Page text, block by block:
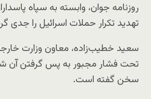
روزنامه جوان، وابسته به سپاه
تهدید تکرار حملات اسرائیل را جدی
سعید خطیب‌زاده، معاون وزارت
تحت فشار مجبور به پس گرفتن آن
سخن گفته است.